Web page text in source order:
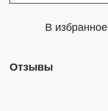
В избранное
Отзывы